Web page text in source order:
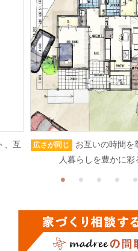
、互 広さが同じ
お互いの時間を
人暮らしを豊かに